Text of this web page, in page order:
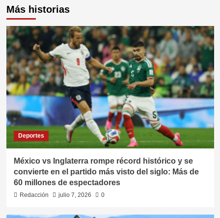
Más historias
Deportes
México vs Inglaterra rompe récord histórico y se
convierte en el partido más visto del siglo: Más de
60 millones de espectadores
Redacción julio 7, 2026 0